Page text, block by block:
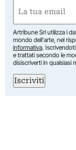
Nome
(Obbligatorio)
Artribune Srl utilizza i
mondo dell'arte, nel
informativa.
e trattati secondo le
disiscriverti in qualsiasi
Iscriviti